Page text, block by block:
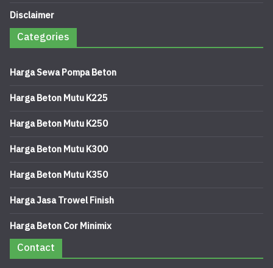
Disclaimer
Categories
Harga Sewa Pompa Beton
Harga Beton Mutu K225
Harga Beton Mutu K250
Harga Beton Mutu K300
Harga Beton Mutu K350
Harga Jasa Trowel Finish
Harga Beton Cor Minimix
Contact